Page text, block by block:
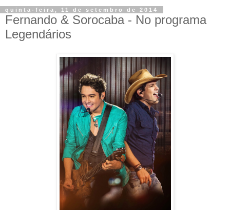
quinta-feira, 11 de setembro de 2014
Fernando & Sorocaba - No programa
Legendários